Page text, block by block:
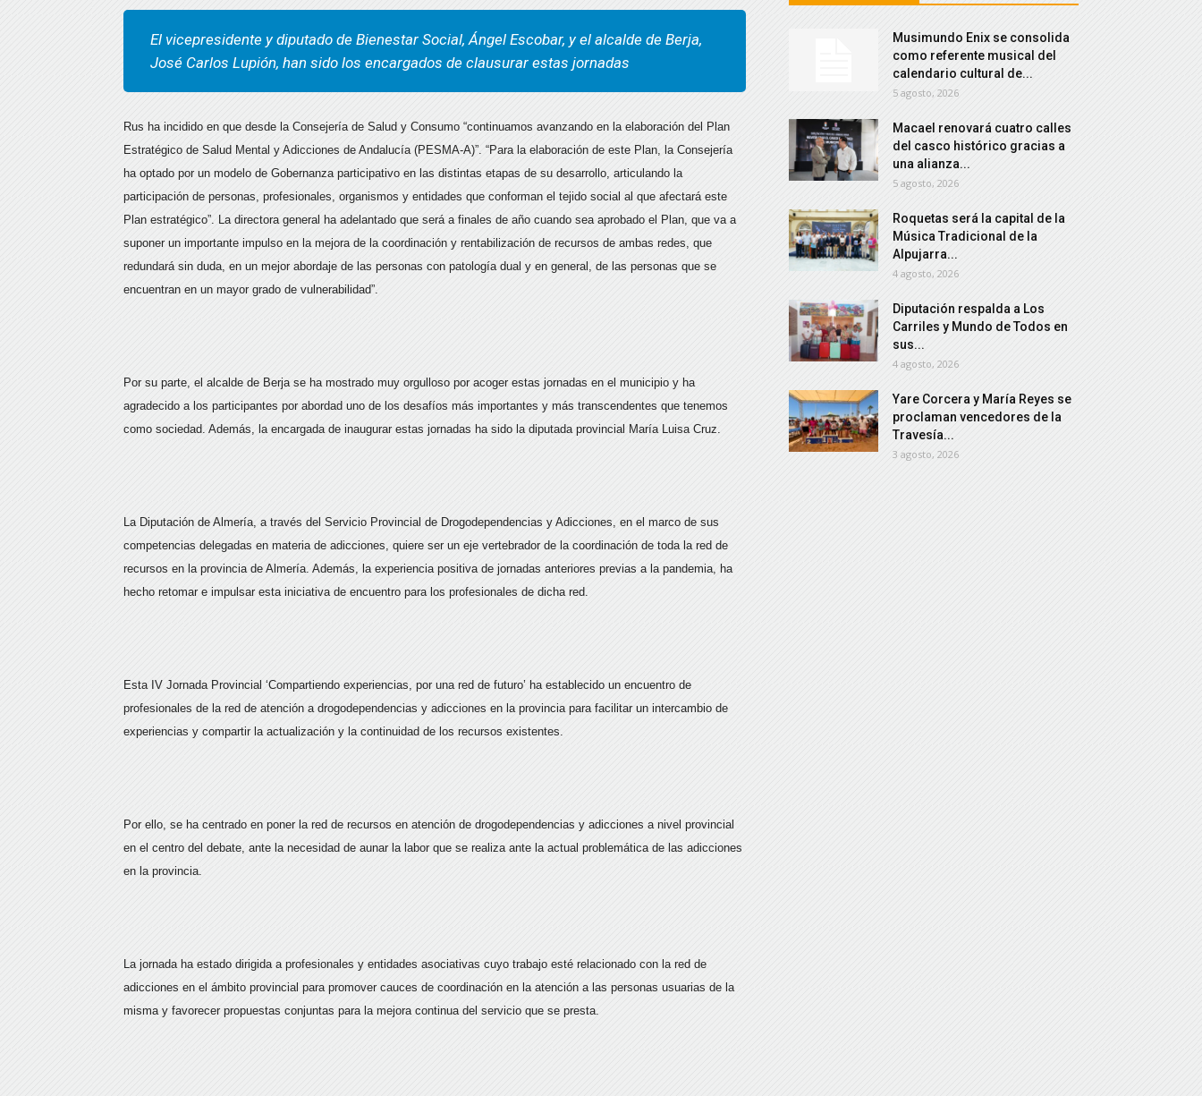
El vicepresidente y diputado de Bienestar Social, Ángel Escobar, y el alcalde de Berja,
José Carlos Lupión, han sido los encargados de clausurar estas jornadas
Rus ha incidido en que desde la Consejería de Salud y Consumo “continuamos avanzando en la elaboración del Plan
Estratégico de Salud Mental y Adicciones de Andalucía (PESMA-A)”. “Para la elaboración de este Plan, la Consejería
ha optado por un modelo de Gobernanza participativo en las distintas etapas de su desarrollo, articulando la
participación de personas, profesionales, organismos y entidades que conforman el tejido social al que afectará este
Plan estratégico”. La directora general ha adelantado que será a finales de año cuando sea aprobado el Plan, que va a
suponer un importante impulso en la mejora de la coordinación y rentabilización de recursos de ambas redes, que
redundará sin duda, en un mejor abordaje de las personas con patología dual y en general, de las personas que se
encuentran en un mayor grado de vulnerabilidad”.
Por su parte, el alcalde de Berja se ha mostrado muy orgulloso por acoger estas jornadas en el municipio y ha
agradecido a los participantes por abordad uno de los desafíos más importantes y más transcendentes que tenemos
como sociedad. Además, la encargada de inaugurar estas jornadas ha sido la diputada provincial María Luisa Cruz.
La Diputación de Almería, a través del Servicio Provincial de Drogodependencias y Adicciones, en el marco de sus
competencias delegadas en materia de adicciones, quiere ser un eje vertebrador de la coordinación de toda la red de
recursos en la provincia de Almería. Además, la experiencia positiva de jornadas anteriores previas a la pandemia, ha
hecho retomar e impulsar esta iniciativa de encuentro para los profesionales de dicha red.
Esta IV Jornada Provincial ‘Compartiendo experiencias, por una red de futuro’ ha establecido un encuentro de
profesionales de la red de atención a drogodependencias y adicciones en la provincia para facilitar un intercambio de
experiencias y compartir la actualización y la continuidad de los recursos existentes.
Por ello, se ha centrado en poner la red de recursos en atención de drogodependencias y adicciones a nivel provincial
en el centro del debate, ante la necesidad de aunar la labor que se realiza ante la actual problemática de las adicciones
en la provincia.
La jornada ha estado dirigida a profesionales y entidades asociativas cuyo trabajo esté relacionado con la red de
adicciones en el ámbito provincial para promover cauces de coordinación en la atención a las personas usuarias de la
misma y favorecer propuestas conjuntas para la mejora continua del servicio que se presta.
Musimundo Enix se consolida
como referente musical del
calendario cultural de...
5 agosto, 2026
Macael renovará cuatro calles
del casco histórico gracias a
una alianza...
5 agosto, 2026
Roquetas será la capital de la
Música Tradicional de la
Alpujarra...
4 agosto, 2026
Diputación respalda a Los
Carriles y Mundo de Todos en
sus...
4 agosto, 2026
Yare Corcera y María Reyes se
proclaman vencedores de la
Travesía...
3 agosto, 2026